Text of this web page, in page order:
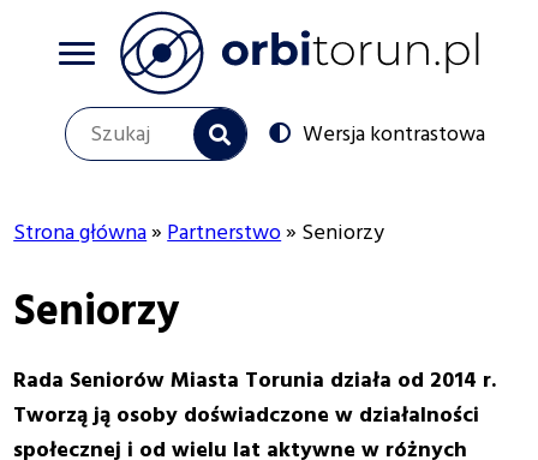
menu
Szukaj Switch
to
Wersja kontrastowa
nawigacyjna
Strona główna Partnerstwo Seniorzy
Seniorzy
Rada Seniorów Miasta Torunia działa od 2014 r.
Tworzą ją osoby doświadczone w działalności
społecznej i od wielu lat aktywne w różnych